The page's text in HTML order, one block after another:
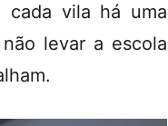
cada vila há uma
levar a escola